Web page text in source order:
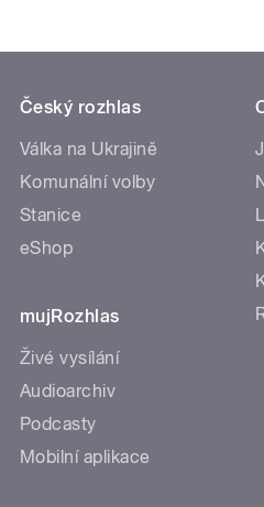
Český rozhlas
Válka na Ukrajině
Komunální volby
Stanice
eShop
mujRozhlas
Živé vysílání
Audioarchiv
Podcasty
Mobilní aplikace